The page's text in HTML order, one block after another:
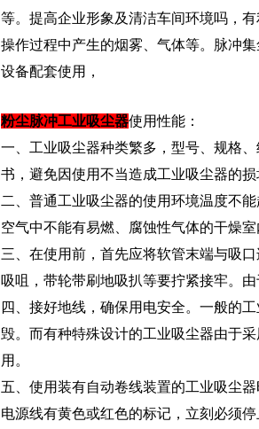
等。提高企业形象及清洁车间环境吗，
操作过程中产生的烟雾、气体等。脉冲
设备配套使用，
粉尘脉冲工业吸尘器使用性能：
一、工业吸尘器种类繁多，型号、规格
书，避免因使用不当造成工业吸尘器的损
二、普通工业吸尘器的使用环境温度不
空气中不能有易燃、腐蚀性气体的干燥室
三、在使用前，首先应将软管末端与吸
吸咀，带轮带刷地吸扒等要拧紧接牢。
四、接好地线，确保用电安全。一般的
毁。而有种特殊设计的工业吸尘器由于
用。
五、使用装有自动卷线装置的工业吸尘
电源线有黄色或红色的标记，立刻必须